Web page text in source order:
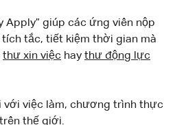
Apply” giúp các ứng viên nộp
tắc, tiết kiệm thời gian mà
thư xin việc hay thư động lực
với việc làm, chương trình thực
thế giới.